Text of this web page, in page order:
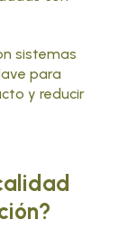
sistemas
para
y reducir